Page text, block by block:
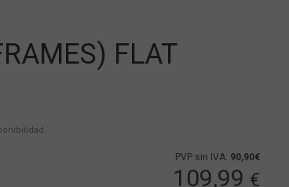
FLAT
PVP sin IVA: 90,90€
109,99 €